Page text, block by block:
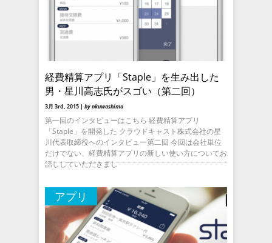
経費精算アプリ「Staple」を生み出した
男・星川高志氏がスゴい（第二回）
3月 3rd, 2015 | by nkuwashima
第一回のインタビューはこちら 経費精算アプリ
「Staple」を開発した クラウドキャスト株式会社の星
川代表取締役へのインタビュー第二回 今回は会社単位
だけでない、経費精算アプリの新しい使い方についてお
話ししていただきまし
アプリ